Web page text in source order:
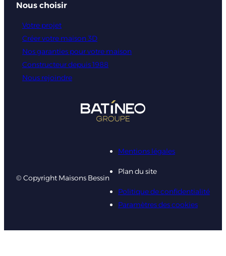
Nous choisir
Votre projet
Créer votre maison 3D
Nos garanties pour votre maison
Constructeur depuis 1988
Nous rejoindre
© Copyright Maisons Bessin
Mentions légales
Plan du site
Politique de confidentialité
Paramètres des cookies